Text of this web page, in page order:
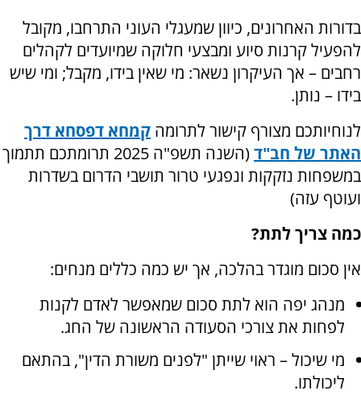
בדורות האחרונים, כיוון שמעגלי העוני התרחבו, מקובל
להפעיל קרנות סיוע ומבצעי חלוקה שמיועדים לקהלים
רחבים – אך העיקרון נשאר: מי שאין בידו, מקבל; ומי שיש
בידו – נותן.
לנוחיותכם מצורף קישור לתרומה קמחא דפסחא דרך
האתר של חב"ד
(השנה תשפ"ה 2025 תרומתכם תתמוך
במשפחות נזקקות ונפגעי טרור תושבי הדרום בשדרות
ועוטף עזה)
כמה צריך לתת?
אין סכום מוגדר בהלכה, אך יש כמה כללים מנחים:
מנהג יפה הוא לתת סכום שמאפשר לאדם לקנות
לפחות את צורכי הסעודה הראשונה של החג.
מי שיכול – ראוי שייתן "לפנים משורת הדין", בהתאם
ליכולתו.